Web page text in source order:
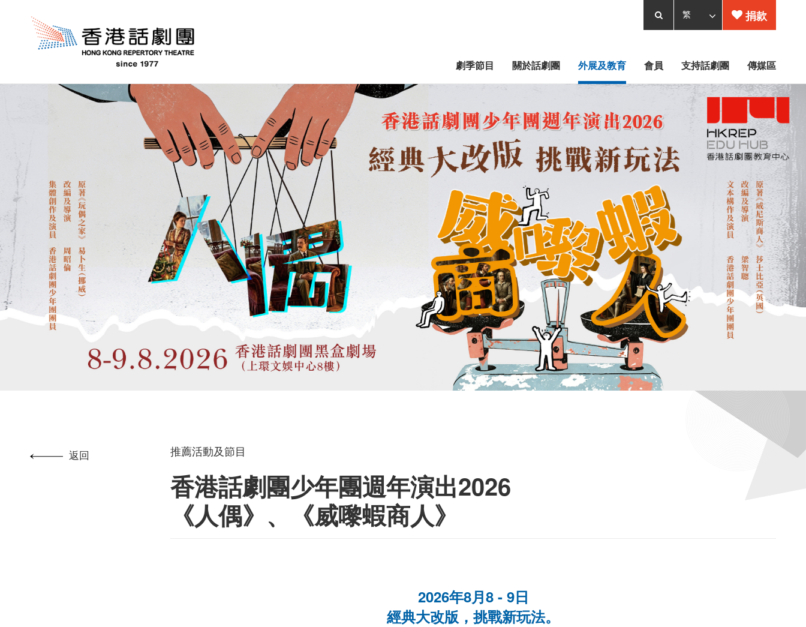
劇季節目 關於話劇團 外展及教育 會員 支持話劇團 傳媒區
捐款
返回 推薦活動及節目
香港話劇團少年團週年演出2026
《人偶》、《威嚟蝦商人》
2026年8月8 - 9日
經典大改版，挑戰新玩法。